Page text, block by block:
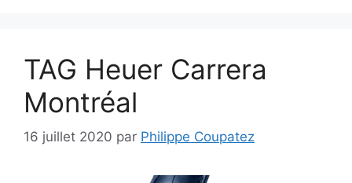
TAG Heuer Carrera
Montréal
16 juillet 2020 par Philippe Coupatez